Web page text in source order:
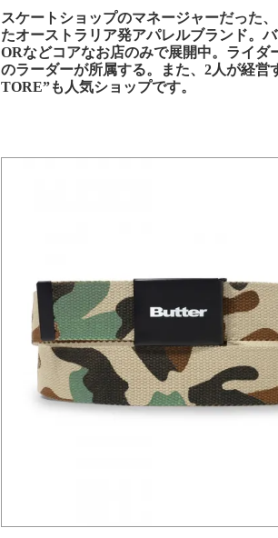
スケートショップのマネージャーだった
たオーストラリア発アパレルブランド。
ORなどコアなお店のみで展開中。ライ
のラーダーが所属する。また、2人が経
TORE”も人気ショップです。